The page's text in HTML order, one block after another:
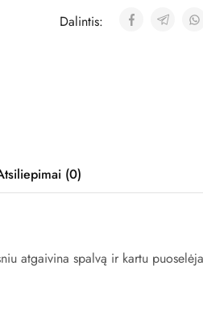
Dalintis:
(0)
atgaivina spalvą ir kartu